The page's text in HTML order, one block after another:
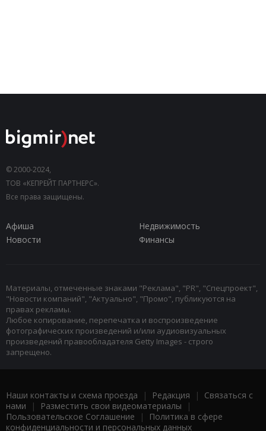
© 2000-2024,
ТОВ «КЕПРЕЙТ ПАРТНЕРС».
Все права защищены.
Афиша
Недвижимость
Новости
Финансы
Материалы, отмеченные знаками "Реклама", "PR", "Спецпроект",
"Новости компаний", "Актуально", "Промо", публикуются на
правах рекламы.
Любое копирование, перепечатка и воспроизведение
фотографических произведений и/или аудиовизуальных
произведений правообладателя Getty Images - строго
запрещено.
Наши контакты и схема проезда | Редакция | Связаться с
нами | Разместить свои видеоматериалы |
Пользовательское Соглашение |
Политика в сфере
конфиденциальности и персональных данных